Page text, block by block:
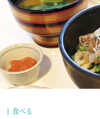
みる
あそぶ
あじわう
観光・体験
イベント
エリア
特集
食べる